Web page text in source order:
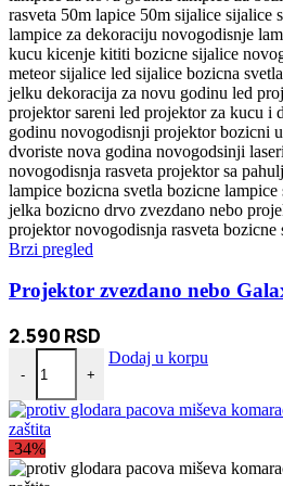
Brzi pregled
Projektor zvezdano nebo
2.590 RSD
-
Projektor zvezdano nebo Galaxy
+
Dodaj u korpu
-34%